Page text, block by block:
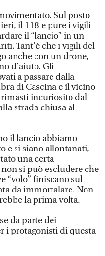
Sul posto
il 118 e pure i vigili
il “lancio” in un
Tant’è che i vigili del
anche con un drone,
d’aiuto. Gli
a passare dalla
di Cascina e il vicino
incuriosito dal
strada chiusa al
il lancio abbiamo
e si siano allontanati,
una certa
si può escludere che
“volo” finiscano sul
da immortalare. Non
la prima volta.
da parte dei
i protagonisti di questa